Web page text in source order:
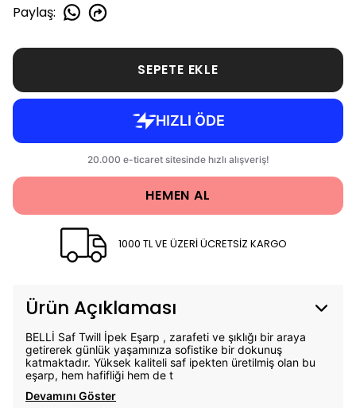
Paylaş:
SEPETE EKLE
HEMEN AL
1000 TL VE ÜZERİ ÜCRETSİZ KARGO
Ürün Açıklaması
BELLİ Saf Twill İpek Eşarp , zarafeti ve şıklığı bir araya
getirerek günlük yaşamınıza sofistike bir dokunuş
katmaktadır. Yüksek kaliteli saf ipekten üretilmiş olan bu
eşarp, hem hafifliği hem de t
Devamını Göster